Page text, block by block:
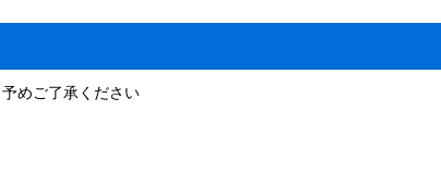
めご了承ください